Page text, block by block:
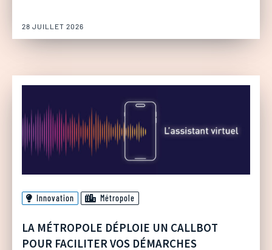
28 JUILLET 2026
Innovation Métropole
LA MÉTROPOLE DÉPLOIE UN CALLBOT
POUR FACILITER VOS DÉMARCHES